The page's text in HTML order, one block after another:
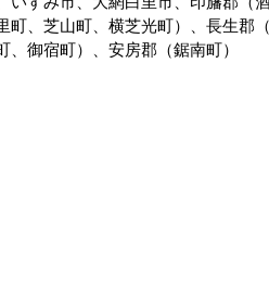
、芝山町、横芝光町）、長生郡（
御宿町）、安房郡（鋸南町）